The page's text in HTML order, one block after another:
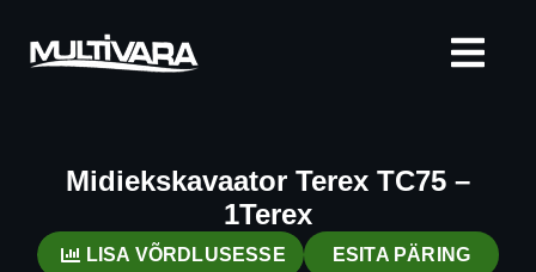
Midiekskavaator Terex TC75 –
1Terex
LISA VÕRDLUSESSE ESITA PÄRING